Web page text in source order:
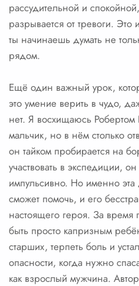
рассудительной и
разрывается от тревоги.
ты начинаешь думать не
рядом.
Ещё один важный урок,
это умение верить в чудо,
нет. Я восхищаюсь
мальчик, но в нём столько
он тайком пробирается на
участвовать в экспедиции,
импульсивно. Но именно эта
сможет помочь, и его
настоящего героя. За время
быть просто капризным
старших, терпеть боль и
опасности, когда нужно
как взрослый мужчина.